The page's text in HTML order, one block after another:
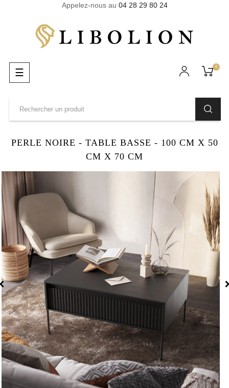
Appelez-nous au 04 28 29 80 24
0
Basculer
la
☰
PERLE NOIRE - TABLE BASSE - 100 CM X 50
CM X 70 CM